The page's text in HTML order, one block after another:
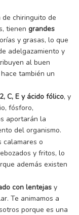
chiringuito de
tienen grandes
y grasas, lo que
adelgazamiento y
al buen
también un
C, E y ácido fólico, y
fósforo,
aportarán la
del organismo.
calamares o
y fritos, lo
además existen
con lentejas y
Te animamos a
porque es una